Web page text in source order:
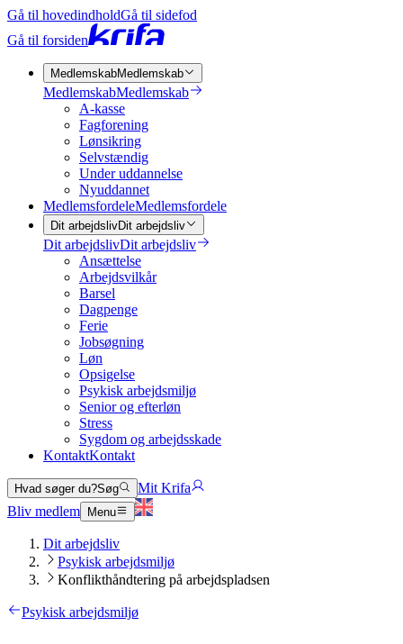
Gå til hovedindholdGå til sidefod
Gå til forsiden
MedlemskabMedlemskab
MedlemskabMedlemskab
A-kasse
Fagforening
Lønsikring
Selvstændig
Under uddannelse
Nyuddannet
MedlemsfordeleMedlemsfordele
Dit arbejdslivDit arbejdsliv
Dit arbejdslivDit arbejdsliv
Ansættelse
Arbejdsvilkår
Barsel
Dagpenge
Ferie
Jobsøgning
Løn
Opsigelse
Psykisk arbejdsmiljø
Senior og efterløn
Stress
Sygdom og arbejdsskade
KontaktKontakt
Hvad søger du?Søg
Mit Krifa
Bliv medlem
Menu
Dit arbejdsliv
Psykisk arbejdsmiljø
Konflikthåndtering på arbejdspladsen
Psykisk arbejdsmiljø